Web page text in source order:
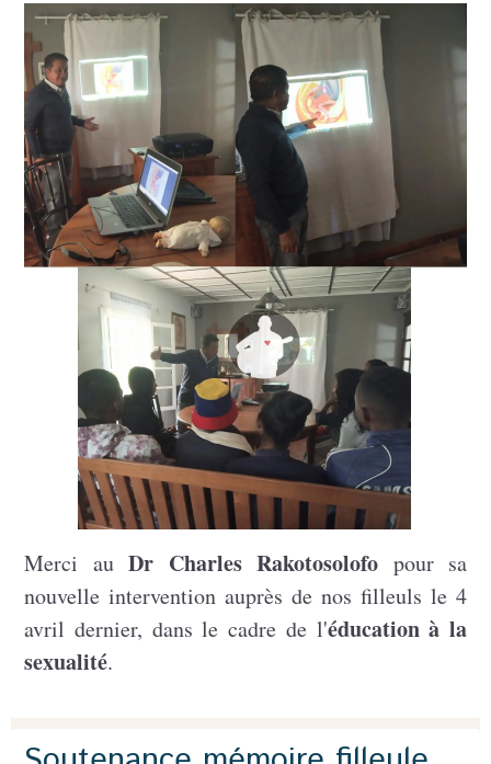
Merci au Dr Charles Rakotosolofo pour sa
nouvelle intervention auprès de nos filleuls le 4
avril dernier, dans le cadre de l'éducation à la
sexualité.